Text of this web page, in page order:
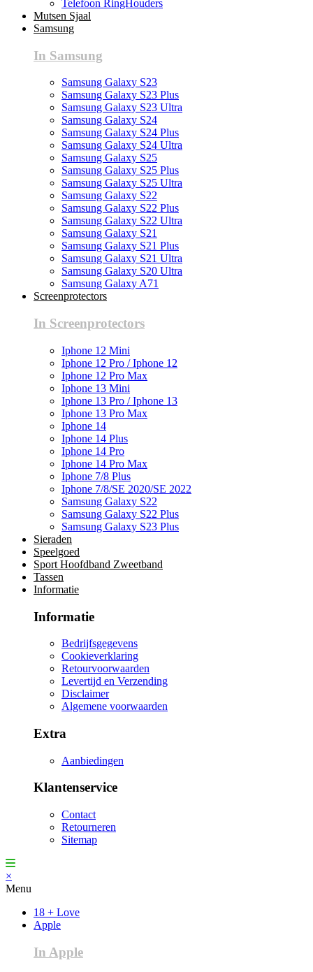
Telefoon RingHouders
Mutsen Sjaal
Samsung
In Samsung
Samsung Galaxy S23
Samsung Galaxy S23 Plus
Samsung Galaxy S23 Ultra
Samsung Galaxy S24
Samsung Galaxy S24 Plus
Samsung Galaxy S24 Ultra
Samsung Galaxy S25
Samsung Galaxy S25 Plus
Samsung Galaxy S25 Ultra
Samsung Galaxy S22
Samsung Galaxy S22 Plus
Samsung Galaxy S22 Ultra
Samsung Galaxy S21
Samsung Galaxy S21 Plus
Samsung Galaxy S21 Ultra
Samsung Galaxy S20 Ultra
Samsung Galaxy A71
Screenprotectors
In Screenprotectors
Iphone 12 Mini
Iphone 12 Pro / Iphone 12
Iphone 12 Pro Max
Iphone 13 Mini
Iphone 13 Pro / Iphone 13
Iphone 13 Pro Max
Iphone 14
Iphone 14 Plus
Iphone 14 Pro
Iphone 14 Pro Max
Iphone 7/8 Plus
Iphone 7/8/SE 2020/SE 2022
Samsung Galaxy S22
Samsung Galaxy S22 Plus
Samsung Galaxy S23 Plus
Sieraden
Speelgoed
Sport Hoofdband Zweetband
Tassen
Informatie
Informatie
Bedrijfsgegevens
Cookieverklaring
Retourvoorwaarden
Levertijd en Verzending
Disclaimer
Algemene voorwaarden
Extra
Aanbiedingen
Klantenservice
Contact
Retourneren
Sitemap
×
Menu
18 + Love
Apple
In Apple